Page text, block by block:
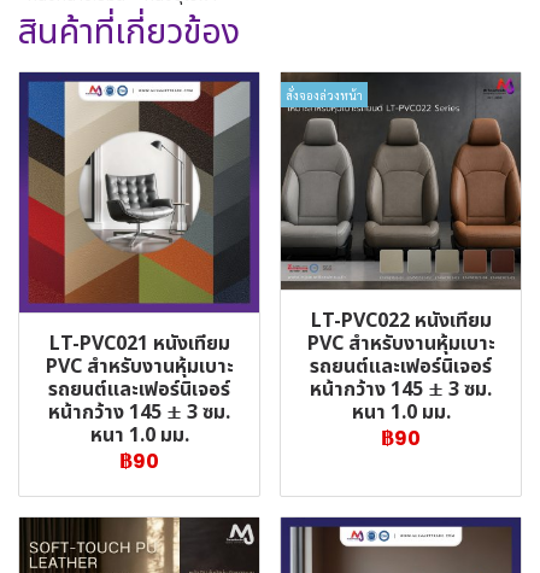
สินค้าที่เกี่ยวข้อง
LT-PVC021 หนังเทียม
PVC สำหรับงานหุ้มเบาะ
รถยนต์และเฟอร์นิเจอร์
หน้ากว้าง 145 ± 3 ซม.
หนา 1.0 มม.
฿90
สั่งจองล่วงหน้า
LT-PVC022 หนังเทียม
PVC สำหรับงานหุ้มเบาะ
รถยนต์และเฟอร์นิเจอร์
หน้ากว้าง 145 ± 3 ซม.
หนา 1.0 มม.
฿90